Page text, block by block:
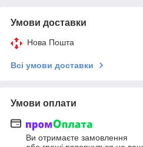
Умови доставки
Нова Пошта
Всі умови доставки
Умови оплати
Ви отримаєте замовлення